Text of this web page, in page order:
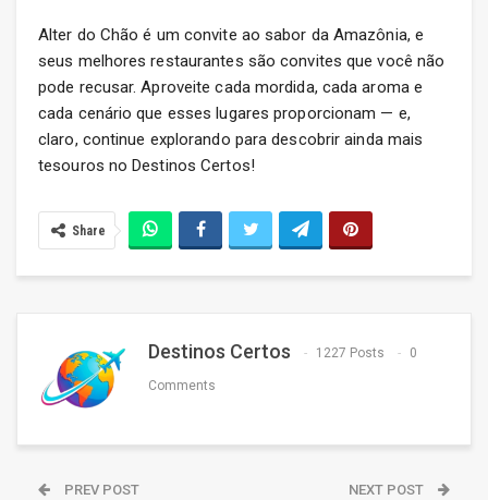
Alter do Chão é um convite ao sabor da Amazônia, e
seus melhores restaurantes são convites que você não
pode recusar. Aproveite cada mordida, cada aroma e
cada cenário que esses lugares proporcionam — e,
claro, continue explorando para descobrir ainda mais
tesouros no Destinos Certos!
Share
Destinos Certos 1227 Posts 0
Comments
PREV POST NEXT POST